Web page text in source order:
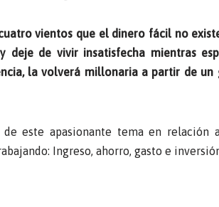
vientos que el dinero fácil no
de vivir insatisfecha mientras
la volverá millonaria a partir de
este apasionante tema en
Ingreso, ahorro, gasto e